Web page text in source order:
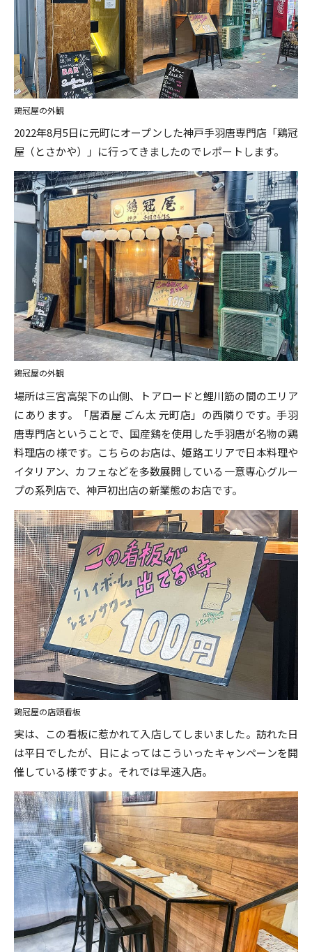
鶏冠屋の外観
2022年8月5日に元町にオープンした神戸手羽唐専門店「鶏冠
屋（とさかや）」に行ってきましたのでレポートします。
鶏冠屋の外観
場所は三宮高架下の山側、トアロードと鯉川筋の間のエリア
にあります。「居酒屋 ごん太 元町店」の西隣りです。手羽
唐専門店ということで、国産鷄を使用した手羽唐が名物の鶏
料理店の様です。こちらのお店は、姫路エリアで日本料理や
イタリアン、カフェなどを多数展開している一意専心グルー
プの系列店で、神戸初出店の新業態のお店です。
鶏冠屋の店頭看板
実は、この看板に惹かれて入店してしまいました。訪れた日
は平日でしたが、日によってはこういったキャンペーンを開
催している様ですよ。それでは早速入店。